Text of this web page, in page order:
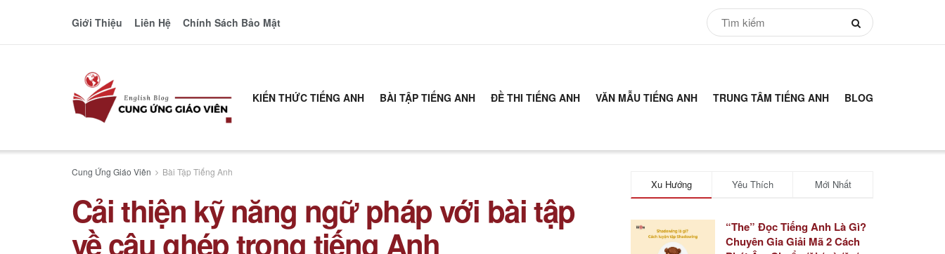
Giới Thiệu Liên Hệ Chính Sách Bảo Mật
KIẾN THỨC TIẾNG ANH BÀI TẬP TIẾNG ANH ĐỀ THI TIẾNG ANH VĂN MẪU TIẾNG ANH TRUNG TÂM TIẾNG ANH BLOG
Cung Ứng Giáo Viên Bài Tập Tiếng Anh
Cải thiện kỹ năng ngữ pháp với bài tập
về câu ghép trong tiếng Anh
Xu Hướng Yêu Thích Mới Nhất
“The” Đọc Tiếng Anh Là Gì?
Chuyên Gia Giải Mã 2 Cách